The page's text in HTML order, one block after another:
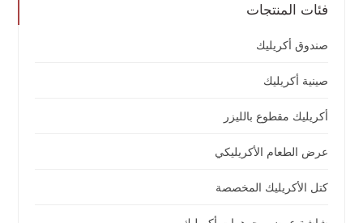
فئات المنتجات
صندوق أكريليك
صينية أكريليك
أكريليك مقطوع بالليزر
عرض الطعام الأكريليكي
كتل الأكريليك المخصصة